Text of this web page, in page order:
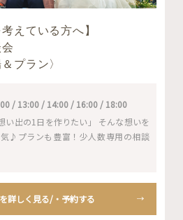
えている方へ】
プラン〉
/ 13:00 / 14:00 / 16:00 / 18:00
い出の1日を作りたい」 そんな想いを
♪プランも豊富！少人数専用の相談
詳しく見る/・予約する